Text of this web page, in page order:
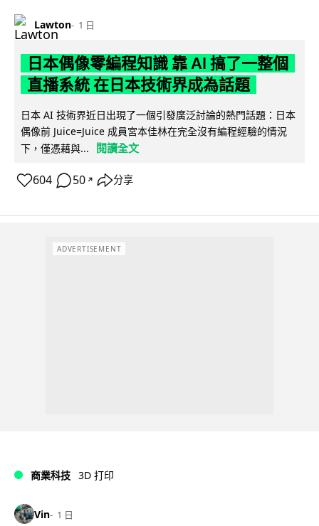
Lawton 1 日
日本偶像零編程知識 靠 AI 搞了一整個
直播系統 在日本技術界成為話題
日本 AI 技術界近日出現了一個引發廣泛討論的熱門話題：日本
偶像前 Juice=Juice 成員宮本佳林在完全沒有編程經驗的情況
下，僅憑藉與...
閱讀全文
604 50 ↗ 分享
ADVERTISEMENT
商業科技 3D 打印
Vin 1 日